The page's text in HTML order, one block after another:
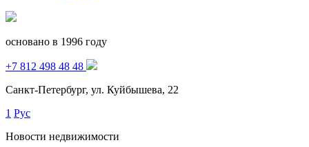
основано в 1996 году
+7 812 498 48 48
Санкт-Петербург, ул. Куйбышева, 22
1 Рус
Новости недвижимости